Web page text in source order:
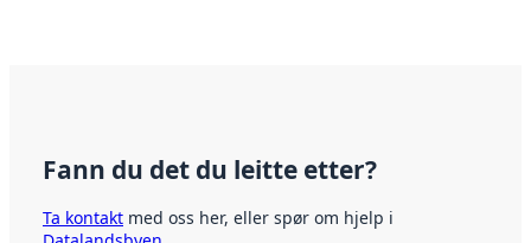
Fann du det du leitte etter?
Ta kontakt med oss her, eller spør om hjelp i